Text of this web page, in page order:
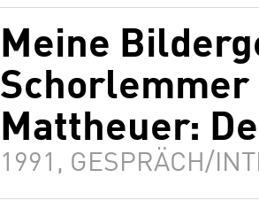
Meine
Schorlemmer
Mattheuer:
1991, GESPRÄCH/